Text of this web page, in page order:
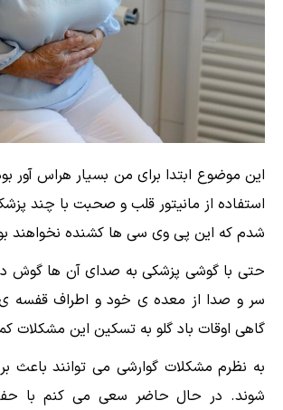
استفاده از مانیتور قلب و صحبت با چند
شدم که این پی وی سی ها کشنده نخواهند
حتی با گوشی پزشکی به صدای آن ها گوش
سر و صدا از معده ی خود و اطراف قفسه
گاهی اوقات باد گلو به تسکین این مشکلات
به نظرم مشکلات گوارشی می توانند باعث
شوند. در حال حاضر سعی می کنم با